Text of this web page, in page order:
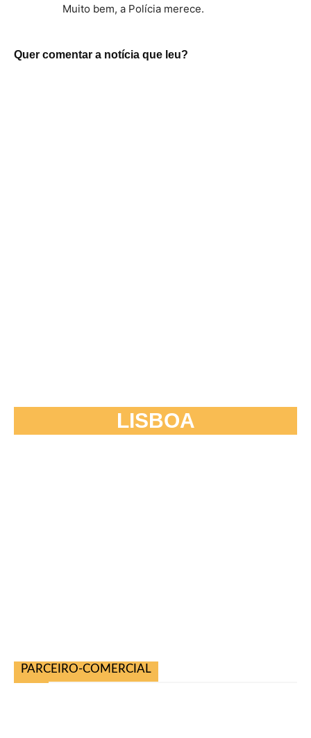
Muito bem, a Polícia merece.
Quer comentar a notícia que leu?
LISBOA
PARCEIRO-COMERCIAL